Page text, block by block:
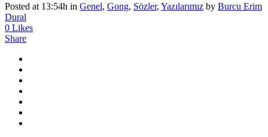
Posted at 13:54h in Genel, Gong, Sözler, Yazılarımız by Burcu Erim
Dural
0 Likes
Share